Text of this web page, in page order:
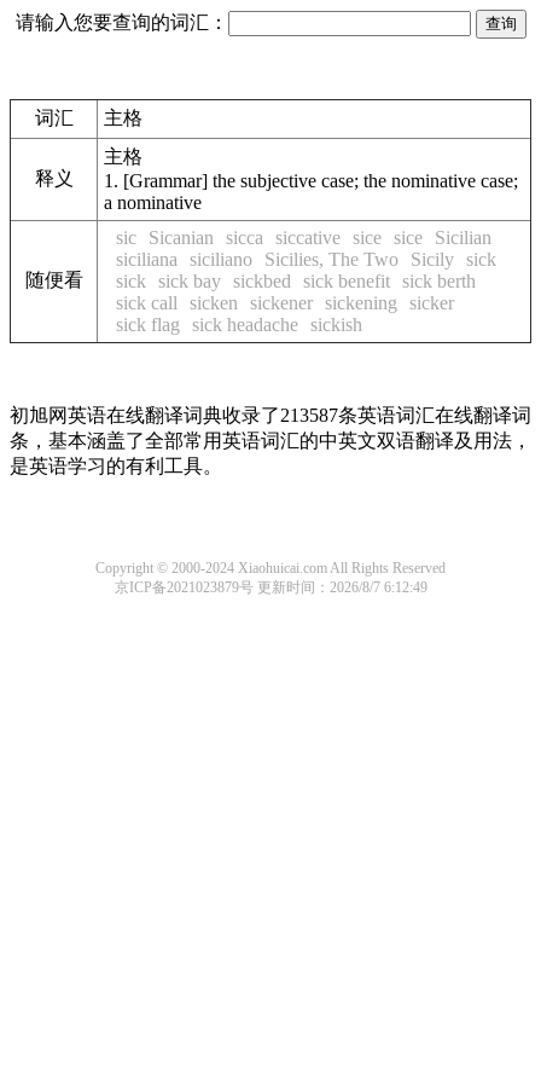
请输入您要查询的词汇：
词汇 主格
释义
主格
1. [Grammar] the subjective case; the nominative case;
a nominative
随便看
sic Sicanian sicca siccative sice sice
Sicilian
siciliana
siciliano Sicilies, The Two Sicily sick
sick
sick bay sickbed sick benefit sick berth
sick call
sicken sickener sickening
sicker
sick flag
sick headache sickish
初旭网英语在线翻译词典收录了213587条英语词汇在线翻译词
条，基本涵盖了全部常用英语词汇的中英文双语翻译及用法，
是英语学习的有利工具。
Copyright © 2000-2024 Xiaohuicai.com All Rights Reserved
京ICP备2021023879号更新时间：2026/8/7 6:12:49